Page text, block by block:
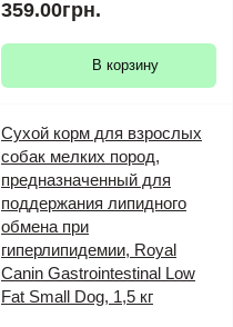
359.00грн.
В корзину
Сухой корм для взрослых
собак мелких пород,
предназначенный для
поддержания липидного
обмена при
гиперлипидемии, Royal
Canin Gastrointestinal Low
Fat Small Dog, 1,5 кг